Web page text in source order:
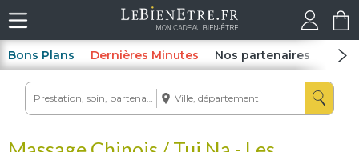
Bons Plans Dernières Minutes Nos partenaires Spas